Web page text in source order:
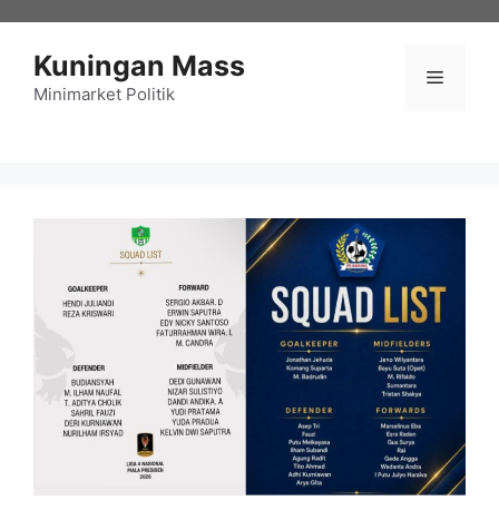
Kuningan Mass
Minimarket Politik
Menu